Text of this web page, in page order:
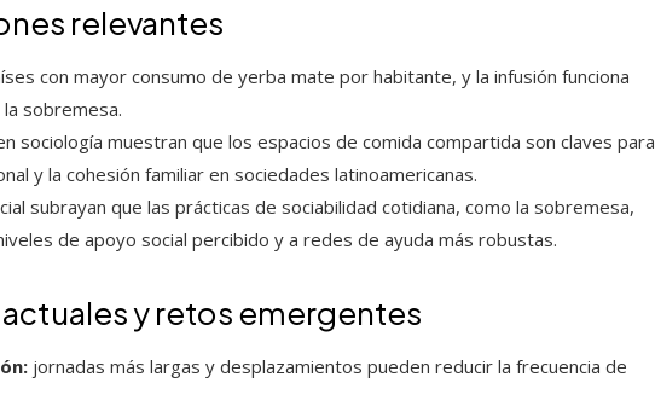
relevantes
con mayor consumo de yerba mate por habitante, y la infusión funciona
sobremesa.
sociología muestran que los espacios de comida compartida son claves para
y la cohesión familiar en sociedades latinoamericanas.
subrayan que las prácticas de sociabilidad cotidiana, como la sobremesa,
de apoyo social percibido y a redes de ayuda más robustas.
y retos emergentes
jornadas más largas y desplazamientos pueden reducir la frecuencia de